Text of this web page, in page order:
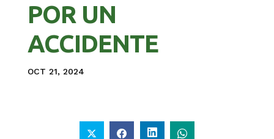
POR UN
ACCIDENTE
OCT 21, 2024